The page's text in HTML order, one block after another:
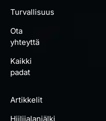
Turvallisuus
Ota
yhteyttä
Kaikki
padat
Artikkelit
Hiilijalanjälki